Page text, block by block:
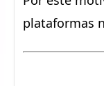
plataformas